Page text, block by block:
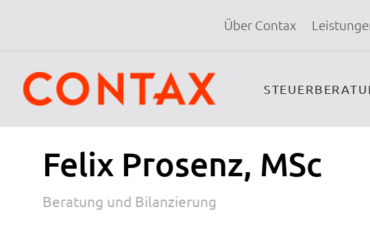
Über Contax
Felix Prosenz, MSc
Beratung und Bilanzierung